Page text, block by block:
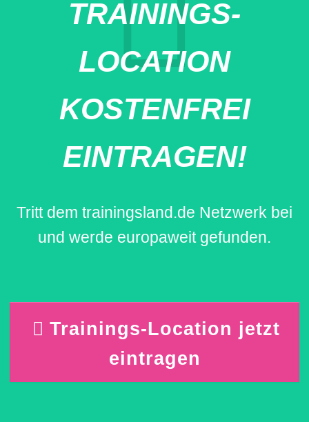
TRAININGS-
LOCATION
KOSTENFREI
EINTRAGEN!
Tritt dem trainingsland.de Netzwerk bei
und werde europaweit gefunden.
Trainings-Location jetzt
eintragen